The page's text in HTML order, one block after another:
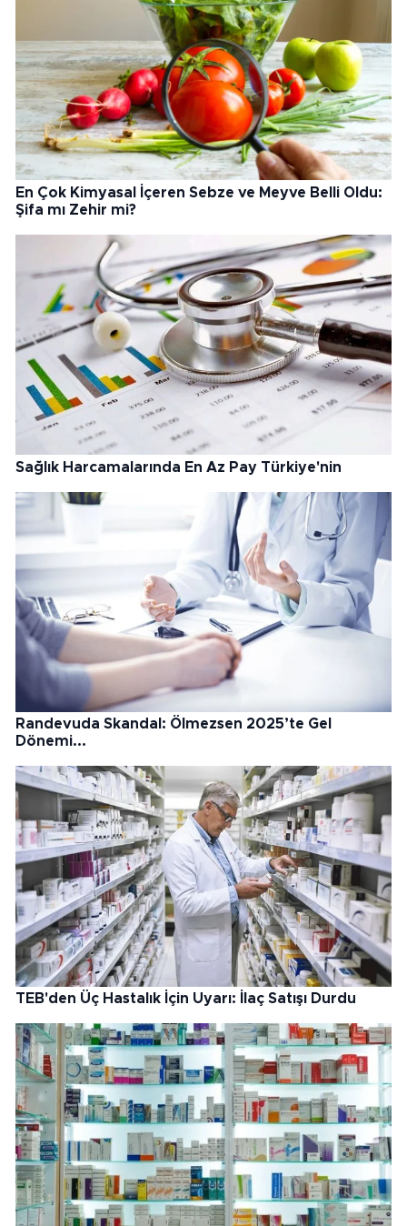
En Çok Kimyasal İçeren Sebze ve Meyve Belli Oldu:
Şifa mı Zehir mi?
Sağlık Harcamalarında En Az Pay Türkiye'nin
Randevuda Skandal: Ölmezsen 2025’te Gel
Dönemi...
TEB'den Üç Hastalık İçin Uyarı: İlaç Satışı Durdu